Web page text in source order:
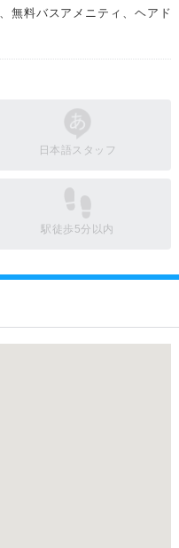
無料バスアメニティ、ヘアド
日本語スタッフ
駅徒歩5分以内